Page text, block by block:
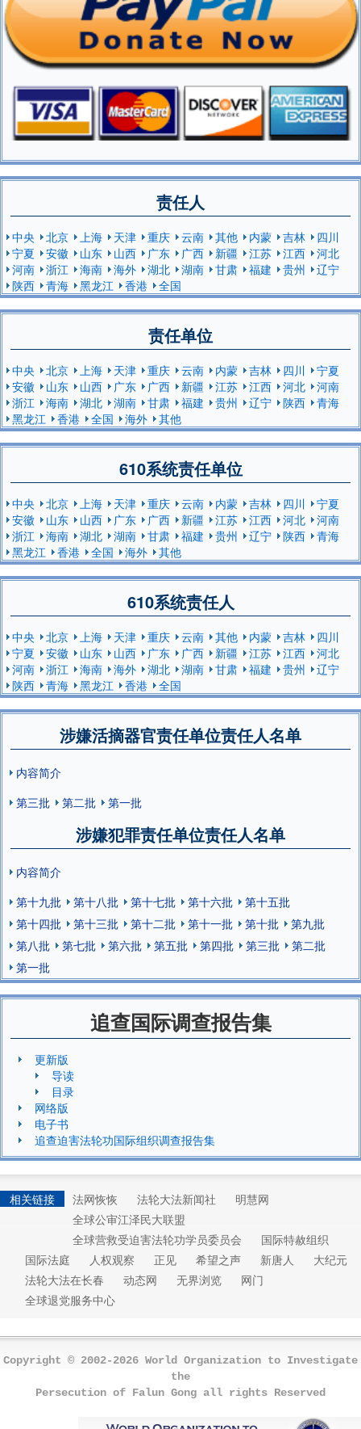
责任人
中央 北京 上海 天津 重庆 云南 其他 内蒙 吉林
四川
宁夏
安徽 山东 山西 广东 广西 新疆 江苏 江西
河北
河南
浙江 海南 海外 湖北 湖南 甘肃 福建 贵州
辽宁
陕西
青海 黑龙江 香港 全国
责任单位
中央 北京 上海 天津 重庆 云南 内蒙 吉林 四川
宁夏
安徽
山东 山西 广东 广西 新疆 江苏 江西 河北
河南
浙江
海南 湖北 湖南 甘肃 福建 贵州 辽宁 陕西
青海
黑龙江
香港 全国 海外 其他
610系统责任单位
中央 北京 上海 天津 重庆 云南 内蒙 吉林 四川
宁夏
安徽
山东 山西 广东 广西 新疆 江苏 江西 河北
河南
浙江
海南 湖北 湖南 甘肃 福建 贵州 辽宁 陕西
青海
黑龙江
香港 全国 海外 其他
610系统责任人
中央 北京 上海 天津 重庆 云南 其他 内蒙 吉林
四川
宁夏
安徽 山东 山西 广东 广西 新疆 江苏 江西
河北
河南
浙江 海南 海外 湖北 湖南 甘肃 福建 贵州
辽宁
陕西
青海 黑龙江 香港 全国
涉嫌活摘器官责任单位责任人名单
内容简介
第三批
第二批 第一批
涉嫌犯罪责任单位责任人名单
内容简介
第十九批
第十八批 第十七批 第十六批
第十五批
第十四批
第十三批 第十二批 第十一批 第十批
第九批
第八批
第七批 第六批 第五批 第四批 第三批
第二批
第一批
追查国际调查报告集
更新版
导读
目录
网络版
电子书
追查迫害法轮功国际组织调查报告集
相关链接 法网恢恢 法轮大法新闻社
明慧网
全球公审江泽民大联盟
全球营救受迫害法轮功学员委员会
国际特赦组织
国际法庭
人权观察 正见 希望之声 新唐人
大纪元
法轮大法在长春
动态网 无界浏览
网门
全球退党服务中心
Copyright © 2002-2026 World Organization to Investigate
the
Persecution of Falun Gong all rights Reserved